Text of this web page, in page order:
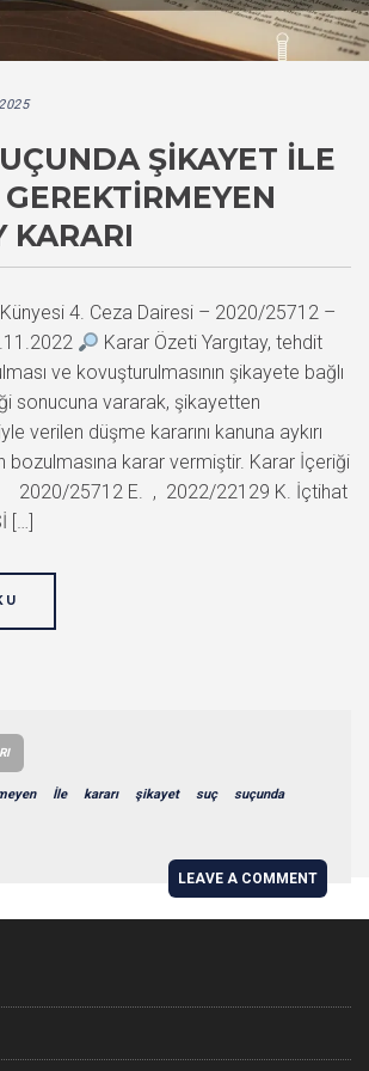
ŞIKAYET İLE
KARARI
4. Ceza Dairesi – 2020/25712 –
Karar Özeti Yargıtay, tehdit
ve kovuşturulmasının şikayete bağlı
sonucuna vararak, şikayetten
verilen düşme kararını kanuna aykırı
bozulmasına karar vermiştir. Karar İçeriği
25712 E. , 2022/22129 K. İçtihat
[…]
İle kararı şikayet suç suçunda
LEAVE A COMMENT